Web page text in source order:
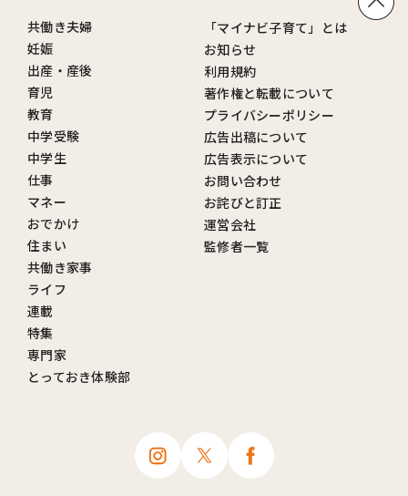
共働き夫婦
妊娠
出産・産後
育児
教育
中学受験
中学生
仕事
マネー
おでかけ
住まい
共働き家事
ライフ
連載
特集
専門家
とっておき体験部
「マイナビ子育て」とは
お知らせ
利用規約
著作権と転載について
プライバシーポリシー
広告出稿について
広告表示について
お問い合わせ
お詫びと訂正
運営会社
監修者一覧